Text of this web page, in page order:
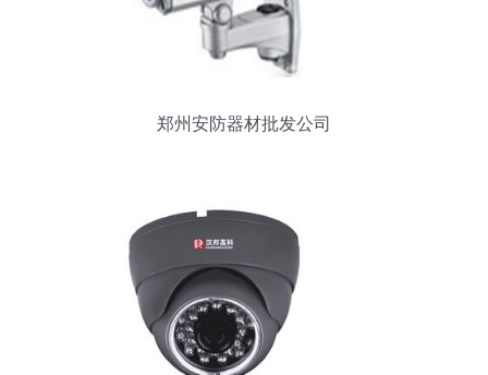
郑州安防器材批发公司